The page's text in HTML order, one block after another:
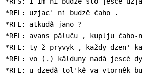
*RFL: uzjac' ni budzê čaho .
*RFL: atkudâ jano ?
*RFL: avans pâluču , kuplju
*RFL: ty ž pryvyk , každy dzen'
*RFL: vo (.) kâlduny nadâ jescê
*RFL: u dzedâ tol'kê va vtornêk